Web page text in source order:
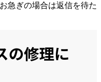
急ぎの場合は返信を待た